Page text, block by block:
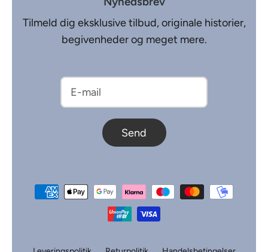
Tilmeld dig eksklusive tilbud, originale historier,
begivenheder og meget mere.
Send